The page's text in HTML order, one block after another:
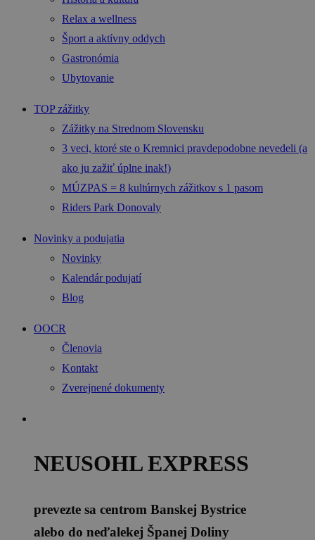
Relax a wellness
Šport a aktívny oddych
Gastronómia
Ubytovanie
TOP zážitky
Zážitky na Strednom Slovensku
3 veci, ktoré ste o Kremnici pravdepodobne nevedeli (a
ako ju zažiť úplne inak!)
MÚZPAS = 8 kultúrnych zážitkov s 1 pasom
Riders Park Donovaly
Novinky a podujatia
Novinky
Kalendár podujatí
Blog
OOCR
Členovia
Kontakt
Zverejnené dokumenty
NEUSOHL EXPRESS
prevezte sa centrom Banskej Bystrice
alebo do neďalekej Španej Doliny